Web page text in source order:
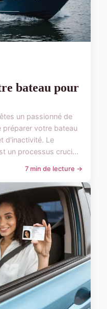
bateau pour
un passionné de
préparer votre bateau
d'inactivité. Le
un processus cruci...
7 min de lecture →